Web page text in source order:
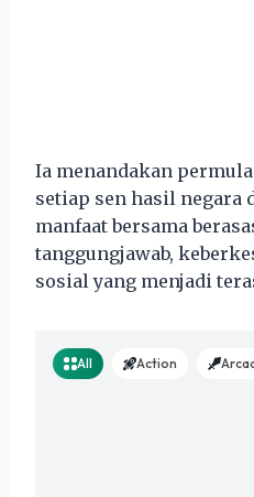
Ia menandakan
setiap sen hasil negara
manfaat bersama
tanggungjawab,
sosial yang menjadi